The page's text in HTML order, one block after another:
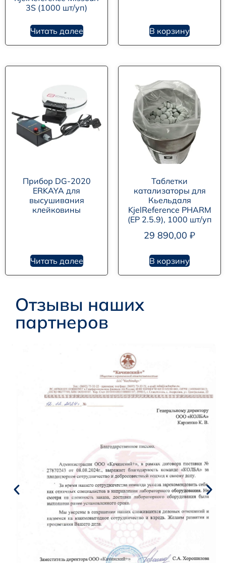
3S (1000 шт/уп)
Читать далее В корзину
Прибор DG-2020
ERKAYA для
высушивания
клейковины
Читать далее
Таблетки
катализаторы для
Кьельдаля
KjelReference PHARM
(EP 2.5.9), 1000 шт/уп
29 890,00 ₽
В корзину
Отзывы наших
партнеров